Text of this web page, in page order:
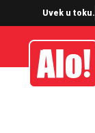
Uvek u toku.
Alo